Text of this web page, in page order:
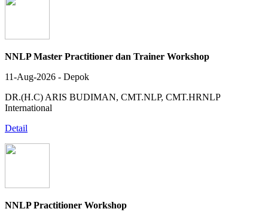
NNLP Master Practitioner dan Trainer Workshop
11-Aug-2026 - Depok
DR.(H.C) ARIS BUDIMAN, CMT.NLP, CMT.HRNLP
International
Detail
NNLP Practitioner Workshop